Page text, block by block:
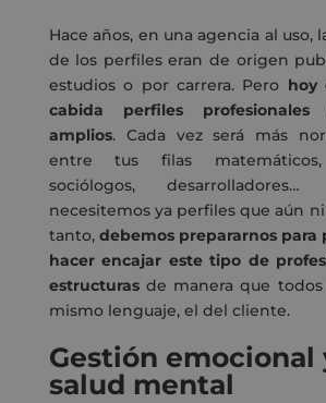
Hace años, en una agencia al uso,
de los perfiles eran de origen
estudios o por carrera. Pero hoy
cabida perfiles
amplios. Cada vez será más
entre tus filas matemáticos,
sociólogos, desarrolladores…
necesitemos ya perfiles que aún
tanto, debemos prepararnos para
hacer encajar este tipo de
estructurasde manera que
mismo lenguaje, el del cliente.
Gestión emocional
salud mental